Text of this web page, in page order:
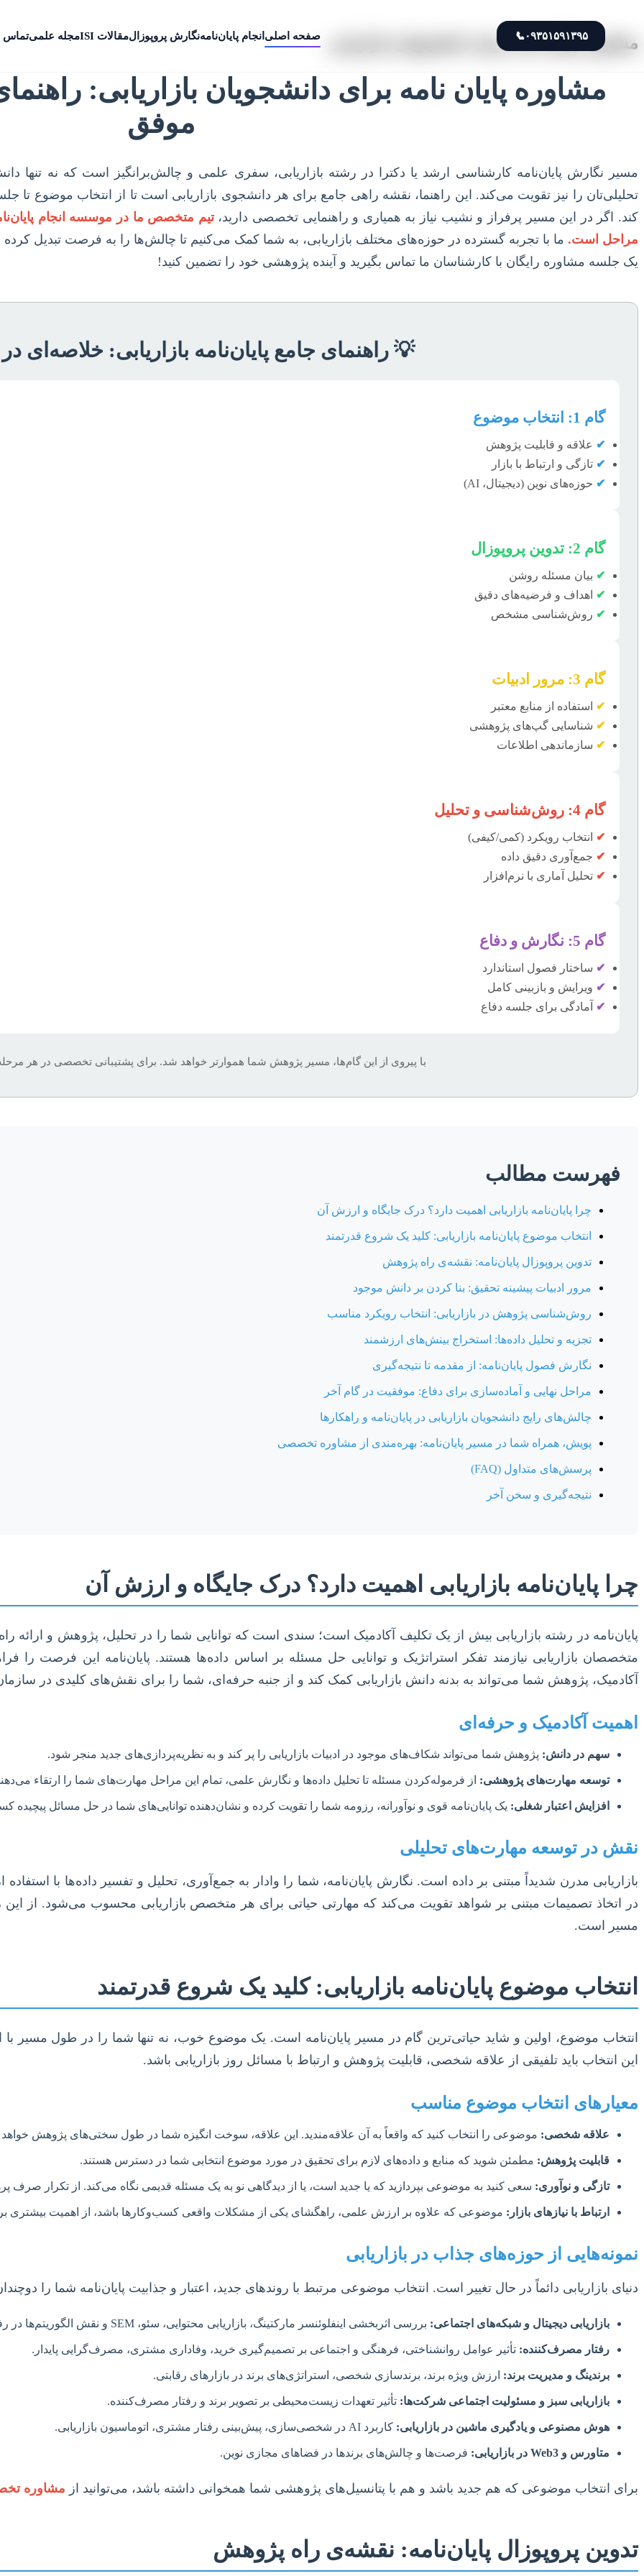
۰۹۳۵۱۵۹۱۳۹۵📞 صفحه اصلی انجام پایان‌نامهنگارش پروپوزالمقالات ISI مجله علمیتماس مشاوره پایان نامه برای دانشجویان بازاریابی
مشاوره پایان نامه برای دانشجویان بازاریابی:
موفق
مسیر نگارش پایان‌نامه کارشناسی ارشد یا دکترا در رشته بازاریابی، سفری علمی و چالش‌برانگیز است که نه
تحلیلی‌تان را نیز تقویت می‌کند. این راهنما، نقشه راهی جامع برای هر دانشجوی بازاریابی است تا از انتخاب موضوع تا
کند. اگر در این مسیر پرفراز و نشیب نیاز به همیاری و راهنمایی تخصصی دارید،تیم متخصص ما در موسسه انجام
مراحل است. ما با تجربه گسترده در حوزه‌های مختلف بازاریابی، به شما کمک می‌کنیم تا چالش‌ها را به فرصت تبدیل
یک جلسه مشاوره رایگان با کارشناسان ما تماس بگیرید و آینده پژوهشی خود را تضمین کنید!
💡 راهنمای جامع پایان‌نامه بازاریابی: خلاصه‌ای
گام 1: انتخاب موضوع
✔ علاقه و قابلیت پژوهش
✔ تازگی و ارتباط با بازار
✔ حوزه‌های نوین (دیجیتال، AI)
گام 2: تدوین پروپوزال
✔ بیان مسئله روشن
✔ اهداف و فرضیه‌های دقیق
✔ روش‌شناسی مشخص
گام 3: مرور ادبیات
✔
استفاده از منابع معتبر
✔ شناسایی گپ‌های پژوهشی
✔ سازماندهی اطلاعات
گام 4: روش‌شناسی و تحلیل
✔
انتخاب رویکرد (کمی/کیفی)
✔ جمع‌آوری دقیق داده
✔ تحلیل آماری با نرم‌افزار
گام 5: نگارش و دفاع
✔ ساختار فصول استاندارد
✔ ویرایش و بازبینی کامل
✔
آمادگی برای جلسه دفاع
با پیروی از این گام‌ها، مسیر پژوهش شما هموارتر خواهد شد. برای پشتیبانی تخصصی در هر
فهرست مطالب
چرا پایان‌نامه بازاریابی اهمیت دارد؟ درک جایگاه و ارزش آن
انتخاب موضوع پایان‌نامه بازاریابی: کلید یک شروع قدرتمند
تدوین پروپوزال پایان‌نامه: نقشه‌ی راه پژوهش
مرور ادبیات پیشینه تحقیق: بنا کردن بر دانش موجود
روش‌شناسی پژوهش در بازاریابی: انتخاب رویکرد مناسب
تجزیه و تحلیل داده‌ها: استخراج بینش‌های ارزشمند
نگارش فصول پایان‌نامه: از مقدمه تا نتیجه‌گیری
مراحل نهایی و آماده‌سازی برای دفاع: موفقیت در گام آخر
چالش‌های رایج دانشجویان بازاریابی در پایان‌نامه و راهکارها
پویش، همراه شما در مسیر پایان‌نامه: بهره‌مندی از مشاوره تخصصی
پرسش‌های متداول (FAQ)
نتیجه‌گیری و سخن آخر
چرا پایان‌نامه بازاریابی اهمیت دارد؟ درک جایگاه و ارزش آن
پایان‌نامه در رشته بازاریابی بیش از یک تکلیف آکادمیک است؛ سندی است که توانایی شما را در تحلیل، پژوهش و ارائه
متخصصان بازاریابی نیازمند تفکر استراتژیک و توانایی حل مسئله بر اساس داده‌ها هستند. پایان‌نامه این فرصت را
آکادمیک، پژوهش شما می‌تواند به بدنه دانش بازاریابی کمک کند و از جنبه حرفه‌ای، شما را برای نقش‌های کلیدی در
اهمیت آکادمیک و حرفه‌ای
سهم در دانش: پژوهش شما می‌تواند شکاف‌های موجود در ادبیات بازاریابی را پر کند و به نظریه‌پردازی‌های جدید منجر شود.
توسعه مهارت‌های پژوهشی: از فرموله‌کردن مسئله تا تحلیل داده‌ها و نگارش علمی، تمام این مراحل مهارت‌های شما را ارتقاء
افزایش اعتبار شغلی: یک پایان‌نامه قوی و نوآورانه، رزومه شما را تقویت کرده و نشان‌دهنده توانایی‌های شما در حل مسائل
نقش در توسعه مهارت‌های تحلیلی
بازاریابی مدرن شدیداً مبتنی بر داده است. نگارش پایان‌نامه، شما را وادار به جمع‌آوری، تحلیل و تفسیر داده‌ها با
در اتخاذ تصمیمات مبتنی بر شواهد تقویت می‌کند که مهارتی حیاتی برای هر متخصص بازاریابی محسوب می‌شود. از این
مسیر است.
انتخاب موضوع پایان‌نامه بازاریابی: کلید یک شروع قدرتمند
انتخاب موضوع، اولین و شاید حیاتی‌ترین گام در مسیر پایان‌نامه است. یک موضوع خوب، نه تنها شما را در طول مسیر با
این انتخاب باید تلفیقی از علاقه شخصی، قابلیت پژوهش و ارتباط با مسائل روز بازاریابی باشد.
معیارهای انتخاب موضوع مناسب
علاقه شخصی: موضوعی را انتخاب کنید که واقعاً به آن علاقه‌مندید. این علاقه، سوخت انگیزه شما در طول سختی‌های پژوهش خواهد
قابلیت پژوهش: مطمئن شوید که منابع و داده‌های لازم برای تحقیق در مورد موضوع انتخابی شما در دسترس هستند.
تازگی و نوآوری: سعی کنید به موضوعی بپردازید که یا جدید است، یا از دیدگاهی نو به یک مسئله قدیمی نگاه می‌کند. از تکرار صرف
ارتباط با نیازهای بازار: موضوعی که علاوه بر ارزش علمی، راهگشای یکی از مشکلات واقعی کسب‌وکارها باشد، از اهمیت بیشتری
نمونه‌هایی از حوزه‌های جذاب در بازاریابی
دنیای بازاریابی دائماً در حال تغییر است. انتخاب موضوعی مرتبط با روندهای جدید، اعتبار و جذابیت پایان‌نامه شما را
بازاریابی دیجیتال و شبکه‌های اجتماعی: بررسی اثربخشی اینفلوئنسر مارکتینگ، بازاریابی محتوایی، سئو، SEM و نقش الگوریتم‌ها در رفتار مصرف‌کننده.
رفتار مصرف‌کننده: تأثیر عوامل روانشناختی، فرهنگی و اجتماعی بر تصمیم‌گیری خرید، وفاداری مشتری، مصرف‌گرایی پایدار.
برندینگ و مدیریت برند: ارزش ویژه برند، برندسازی شخصی، استراتژی‌های برند در بازارهای رقابتی.
بازاریابی سبز و مسئولیت اجتماعی شرکت‌ها: تأثیر تعهدات زیست‌محیطی بر تصویر برند و رفتار مصرف‌کننده.
هوش مصنوعی و یادگیری ماشین در بازاریابی: کاربرد AI در شخصی‌سازی، پیش‌بینی رفتار مشتری، اتوماسیون بازاریابی.
متاورس و Web3 در بازاریابی: فرصت‌ها و چالش‌های برندها در فضاهای مجازی نوین.
برای انتخاب موضوعی که هم جدید باشد و هم با پتانسیل‌های پژوهشی شما همخوانی داشته باشد، می‌توانید از مشاوره
تدوین پروپوزال پایان‌نامه: نقشه‌ی راه پژوهش